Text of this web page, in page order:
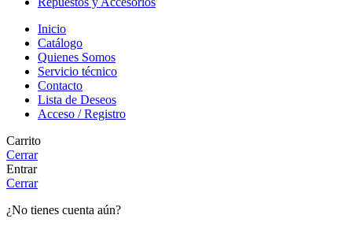
Inicio
Catálogo
Quienes Somos
Servicio técnico
Contacto
Lista de Deseos
Acceso / Registro
Carrito
Cerrar
Entrar
Cerrar
¿No tienes cuenta aún?